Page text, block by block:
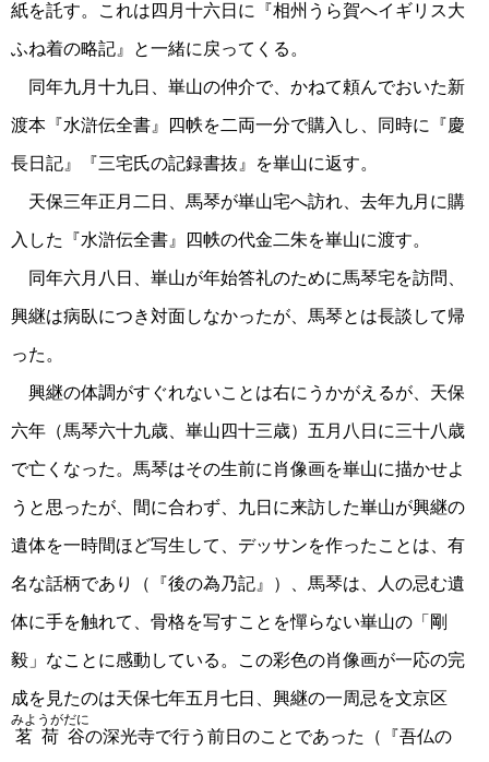
紙を託す。これは四月十六日に『相州うら賀へイギリス大
ふね着の略記』と一緒に戻ってくる。
同年九月十九日、崋山の仲介で、かねて頼んでおいた新
渡本『水滸伝全書』四帙を二両一分で購入し、同時に『慶
長日記』『三宅氏の記録書抜』を崋山に返す。
天保三年正月二日、馬琴が崋山宅へ訪れ、去年九月に購
入した『水滸伝全書』四帙の代金二朱を崋山に渡す。
同年六月八日、崋山が年始答礼のために馬琴宅を訪問、
興継は病臥につき対面しなかったが、馬琴とは長談して帰
った。
興継の体調がすぐれないことは右にうかがえるが、天保
六年（馬琴六十九歳、崋山四十三歳）五月八日に三十八歳
で亡くなった。馬琴はその生前に肖像画を崋山に描かせよ
うと思ったが、間に合わず、九日に来訪した崋山が興継の
遺体を一時間ほど写生して、デッサンを作ったことは、有
名な話柄であり（『後の為乃記』）、馬琴は、人の忌む遺
体に手を触れて、骨格を写すことを憚らない崋山の「剛
毅」なことに感動している。この彩色の肖像画が一応の完
成を見たのは天保七年五月七日、興継の一周忌を文京区
茗荷谷
みようがだに
の深光寺で行う前日のことであった（『吾仏の